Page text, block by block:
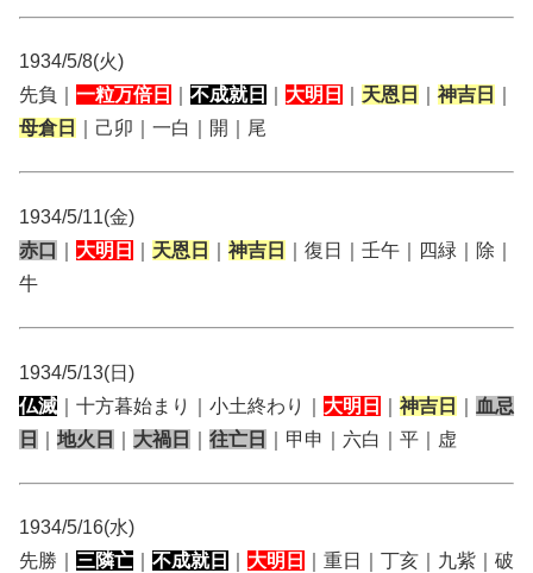
1934/5/8(火)
先負｜ 一粒万倍日 不成就日 大明日 天恩日 神吉日
母倉日
｜己卯｜一白｜開｜尾
1934/5/11(金)
赤口
大明日 天恩日 神吉日
｜復日｜壬午｜四緑｜除｜
牛
1934/5/13(日)
仏滅 ｜十方暮始まり｜小土終わり｜ 大明日 神吉日
血忌
日
地火日 大禍日 往亡日 ｜甲申｜六白｜平｜虚
1934/5/16(水)
先勝｜ 三隣亡 不成就日 大明日
｜重日｜丁亥｜九紫｜破